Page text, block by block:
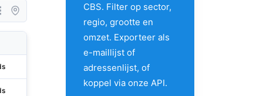
Address 1
Herengracht 436
CBS. Filter op sector,
regio, grootte en
omzet. Exporteer als
e-maillijst of
adressenlijst, of
koppel via onze API.